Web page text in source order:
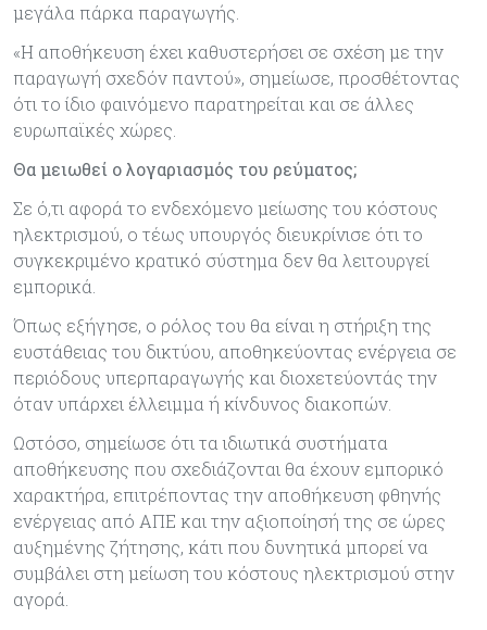
μεγάλα πάρκα παραγωγής.
«Η αποθήκευση έχει καθυστερήσει σε σχέση με την
παραγωγή σχεδόν παντού», σημείωσε, προσθέτοντας
ότι το ίδιο φαινόμενο παρατηρείται και σε άλλες
ευρωπαϊκές χώρες.
Θα μειωθεί ο λογαριασμός του ρεύματος;
Σε ό,τι αφορά το ενδεχόμενο μείωσης του κόστους
ηλεκτρισμού, ο τέως υπουργός διευκρίνισε ότι το
συγκεκριμένο κρατικό σύστημα δεν θα λειτουργεί
εμπορικά.
Όπως εξήγησε, ο ρόλος του θα είναι η στήριξη της
ευστάθειας του δικτύου, αποθηκεύοντας ενέργεια σε
περιόδους υπερπαραγωγής και διοχετεύοντάς την
όταν υπάρχει έλλειμμα ή κίνδυνος διακοπών.
Ωστόσο, σημείωσε ότι τα ιδιωτικά συστήματα
αποθήκευσης που σχεδιάζονται θα έχουν εμπορικό
χαρακτήρα, επιτρέποντας την αποθήκευση φθηνής
ενέργειας από ΑΠΕ και την αξιοποίησή της σε ώρες
αυξημένης ζήτησης, κάτι που δυνητικά μπορεί να
συμβάλει στη μείωση του κόστους ηλεκτρισμού στην
αγορά.